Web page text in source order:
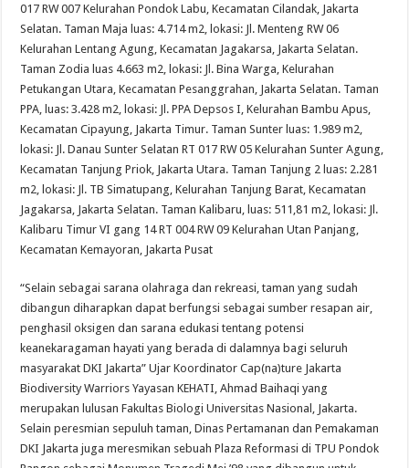
017 RW 007 Kelurahan Pondok Labu, Kecamatan Cilandak, Jakarta
Selatan. Taman Maja luas: 4.714 m2, lokasi: Jl. Menteng RW 06
Kelurahan Lentang Agung, Kecamatan Jagakarsa, Jakarta Selatan.
Taman Zodia luas 4.663 m2, lokasi: Jl. Bina Warga, Kelurahan
Petukangan Utara, Kecamatan Pesanggrahan, Jakarta Selatan. Taman
PPA, luas: 3.428 m2, lokasi: Jl. PPA Depsos I, Kelurahan Bambu Apus,
Kecamatan Cipayung, Jakarta Timur. Taman Sunter luas: 1.989 m2,
lokasi: Jl. Danau Sunter Selatan RT 017 RW 05 Kelurahan Sunter Agung,
Kecamatan Tanjung Priok, Jakarta Utara. Taman Tanjung 2 luas: 2.281
m2, lokasi: Jl. TB Simatupang, Kelurahan Tanjung Barat, Kecamatan
Jagakarsa, Jakarta Selatan. Taman Kalibaru, luas: 511,81 m2, lokasi: Jl.
Kalibaru Timur VI gang 14 RT 004 RW 09 Kelurahan Utan Panjang,
Kecamatan Kemayoran, Jakarta Pusat
“Selain sebagai sarana olahraga dan rekreasi, taman yang sudah
dibangun diharapkan dapat berfungsi sebagai sumber resapan air,
penghasil oksigen dan sarana edukasi tentang potensi
keanekaragaman hayati yang berada di dalamnya bagi seluruh
masyarakat DKI Jakarta” Ujar Koordinator Cap(na)ture Jakarta
Biodiversity Warriors Yayasan KEHATI, Ahmad Baihaqi yang
merupakan lulusan Fakultas Biologi Universitas Nasional, Jakarta.
Selain peresmian sepuluh taman, Dinas Pertamanan dan Pemakaman
DKI Jakarta juga meresmikan sebuah Plaza Reformasi di TPU Pondok